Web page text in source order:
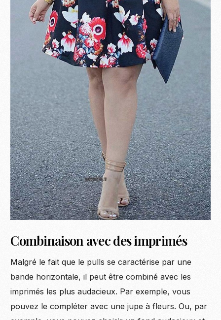
Combinaison avec des imprimés
Malgré le fait que le pulls se caractérise par une
bande horizontale, il peut être combiné avec les
imprimés les plus audacieux. Par exemple, vous
pouvez le compléter avec une jupe à fleurs. Ou, par